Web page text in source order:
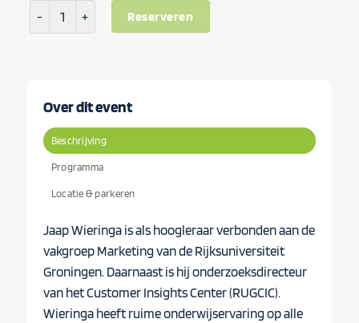
Werken richting een datagedreven toekomst aantal
Reserveren
Over dit event
Beschrijving
Programma
Locatie & parkeren
Jaap Wieringa is als hoogleraar verbonden aan de
vakgroep Marketing van de Rijksuniversiteit
Groningen. Daarnaast is hij onderzoeksdirecteur
van het Customer Insights Center (RUGCIC).
Wieringa heeft ruime onderwijservaring op alle